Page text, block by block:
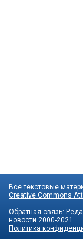
Все текстовые
Creative Commons
Обратная связь:
новости 2000-2021
Политика